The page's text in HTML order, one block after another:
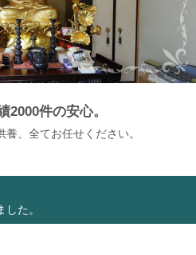
2000件の安心。
、全てお任せください。
た。